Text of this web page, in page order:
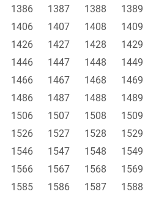
1386 1387 1388 1389
1406 1407 1408 1409
1426 1427 1428 1429
1446 1447 1448 1449
1466 1467 1468 1469
1486 1487 1488 1489
1506 1507 1508 1509
1526 1527 1528 1529
1546 1547 1548 1549
1566 1567 1568 1569
1585 1586 1587 1588